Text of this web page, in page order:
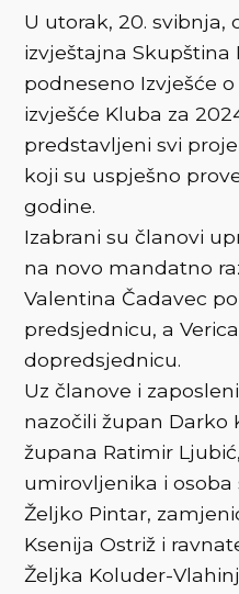
U utorak, 20. svibnja,
izvještajna Skupština
podneseno Izvješće
izvješće Kluba za
predstavljeni svi
koji su uspješno
godine.
Izabrani su članovi
na novo mandatno
Valentina Čadavec
predsjednicu, a
dopredsjednicu.
Uz članove i
nazočili župan Darko
župana Ratimir
umirovljenika i osoba
Željko Pintar,
Ksenija Ostriž i
Željka Koluder-